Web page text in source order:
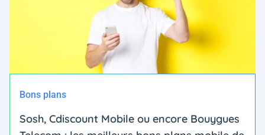
Bons plans
Sosh, Cdiscount Mobile ou encore Bouygues